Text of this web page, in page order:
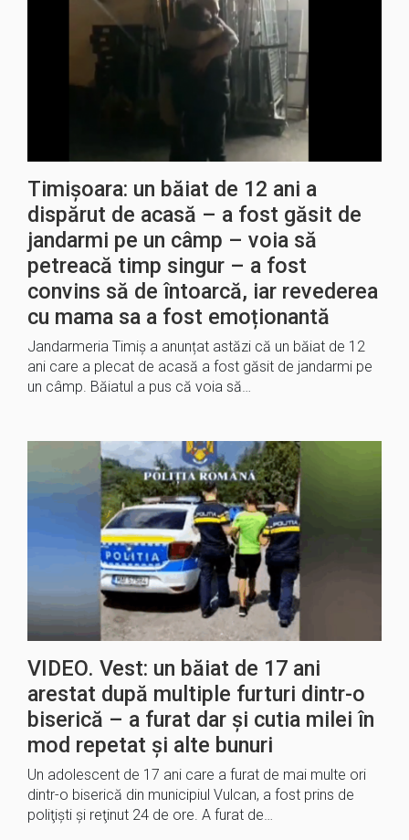
Timișoara: un băiat de 12 ani a
dispărut de acasă – a fost găsit de
jandarmi pe un câmp – voia să
petreacă timp singur – a fost
convins să de întoarcă, iar revederea
cu mama sa a fost emoționantă
Jandarmeria Timiș a anunțat astăzi că un băiat de 12
ani care a plecat de acasă a fost găsit de jandarmi pe
un câmp. Băiatul a pus că voia să…
VIDEO. Vest: un băiat de 17 ani
arestat după multiple furturi dintr-o
biserică – a furat dar și cutia milei în
mod repetat și alte bunuri
Un adolescent de 17 ani care a furat de mai multe ori
dintr-o biserică din municipiul Vulcan, a fost prins de
poliţişti şi reţinut 24 de ore. A furat de…